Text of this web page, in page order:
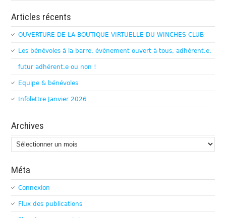
Articles récents
OUVERTURE DE LA BOUTIQUE VIRTUELLE DU WINCHES CLUB
Les bénévoles à la barre, évènement ouvert à tous, adhérent.e,
futur adhérent.e ou non !
Equipe & bénévoles
Infolettre Janvier 2026
Archives
Archives
Méta
Connexion
Flux des publications